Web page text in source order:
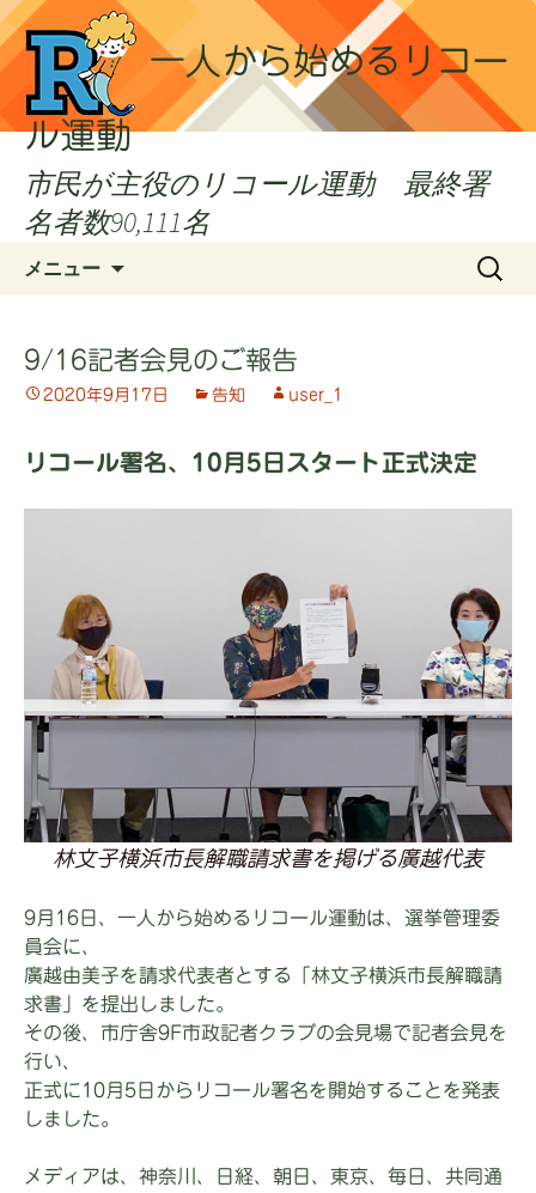
一人から始めるリコー
ル運動
市民が主役のリコール運動 最終署
名者数90,111名
メニュー
ン
ツ
へ
キ
プ
検
9/16記者会見のご報告
2020年9月17日 告知 user_1
リコール署名、10月5日スタート正式決定
林文子横浜市長解職請求書を掲げる廣越代表
9月16日、一人から始めるリコール運動は、選挙管理委
員会に、
廣越由美子を請求代表者とする「林文子横浜市長解職請
求書」を提出しました。
その後、市庁舎9F市政記者クラブの会見場で記者会見を
行い、
正式に10月5日からリコール署名を開始することを発表
しました。
メディアは、神奈川、日経、朝日、東京、毎日、共同通